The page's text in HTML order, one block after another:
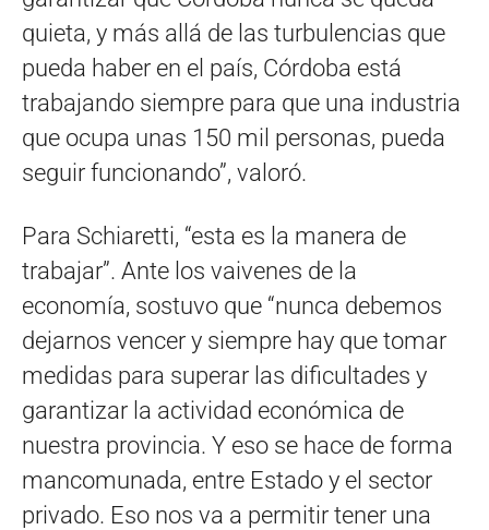
quieta, y más allá de las turbulencias que
pueda haber en el país, Córdoba está
trabajando siempre para que una industria
que ocupa unas 150 mil personas, pueda
seguir funcionando”, valoró.
Para Schiaretti, “esta es la manera de
trabajar”. Ante los vaivenes de la
economía, sostuvo que “nunca debemos
dejarnos vencer y siempre hay que tomar
medidas para superar las dificultades y
garantizar la actividad económica de
nuestra provincia. Y eso se hace de forma
mancomunada, entre Estado y el sector
privado. Eso nos va a permitir tener una